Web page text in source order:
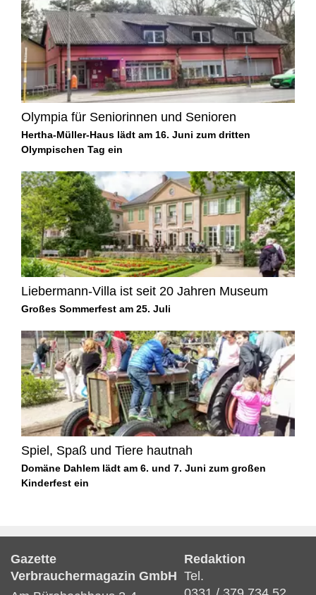
Olympia für Seniorinnen und Senioren
Hertha-Müller-Haus lädt am 16. Juni zum dritten
Olympischen Tag ein
Liebermann-Villa ist seit 20 Jahren Museum
Großes Sommerfest am 25. Juli
Spiel, Spaß und Tiere hautnah
Domäne Dahlem lädt am 6. und 7. Juni zum großen
Kinderfest ein
Gazette
Verbrauchermagazin GmbH
Redaktion
Tel.